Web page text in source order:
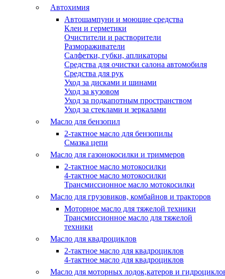
Автохимия
Автошампуни и моющие средства
Клеи и герметики
Очистители и растворители
Размораживатели
Салфетки, губки, апликаторы
Средства для очистки салона автомобиля
Средства для рук
Уход за дисками и шинами
Уход за кузовом
Уход за подкапотным пространством
Уход за стеклами и зеркалами
Масло для бензопил
2-тактное масло для бензопилы
Cмазка цепи
Масло для газонокосилки и триммеров
2-тактное масло мотокосилки
4-тактное масло мотокосилки
Трансмиссионное масло мотокосилки
Масло для грузовиков, комбайнов и тракторов
Моторное масло для тяжелой техники
Трансмиссионное масло для тяжелой
техники
Масло для квадроциклов
2-тактное масло для квадроциклов
4-тактное масло для квадроциклов
Масло для моторных лодок,катеров и